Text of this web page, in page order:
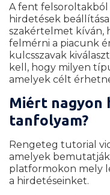
A fent felsoroltakból
hirdetések
szakértelmet kíván,
felmérni a piacunk
kulcsszavak
kell, hogy milyen
amelyek célt
Miért nagyon
tanfolyam?
Rengeteg tutorial
amelyek
platformokon mely
a hirdetéseinket.